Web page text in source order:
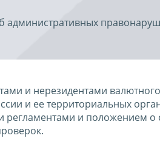
административных
и нерезидентами
и ее территориальных
и положением о